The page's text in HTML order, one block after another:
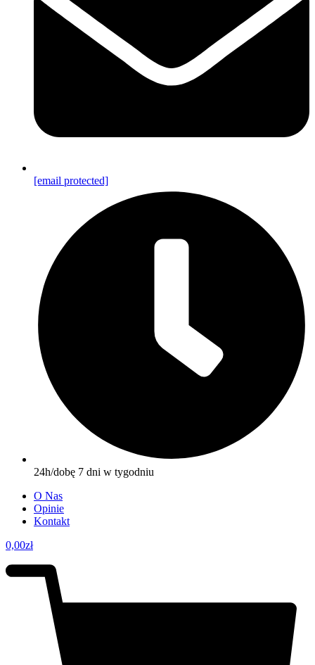
[email protected]
24h/dobę 7 dni w tygodniu
O Nas
Opinie
Kontakt
0,00zł